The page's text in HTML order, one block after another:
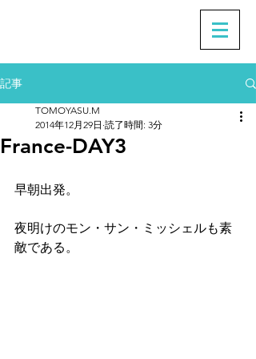
記事
France-DAY3
TOMOYASU.M
2014年12月29日 読了時間: 3分
早朝出発。
夜明けのモン・サン・ミッシェルも素
敵である。